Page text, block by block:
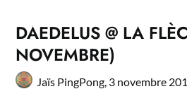
DAEDELUS @ LA
NOVEMBRE)
Jaïs PingPong, 3 novembre